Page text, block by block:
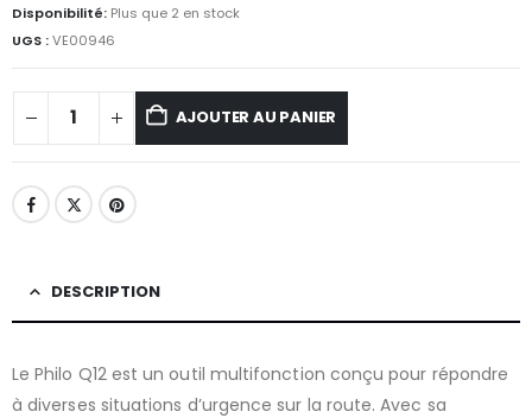
Disponibilité: Plus que 2 en stock
UGS :VE00946
AJOUTER AU PANIER
DESCRIPTION
Le Philo Q12 est un outil multifonction conçu pour répondre
à diverses situations d’urgence sur la route. Avec sa